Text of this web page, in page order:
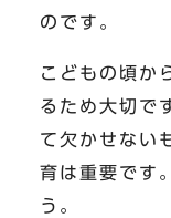
のです。
こどもの頃か
るため大切で
て欠かせない
育は重要です
う。